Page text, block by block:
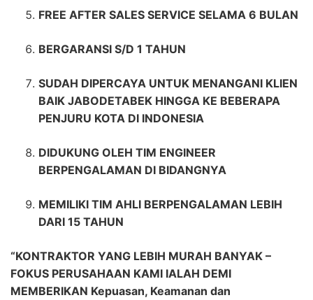
FREE AFTER SALES SERVICE SELAMA 6 BULAN
BERGARANSI S/D 1 TAHUN
SUDAH DIPERCAYA UNTUK MENANGANI KLIEN
BAIK JABODETABEK HINGGA KE BEBERAPA
PENJURU KOTA DI INDONESIA
DIDUKUNG OLEH TIM ENGINEER
BERPENGALAMAN DI BIDANGNYA
MEMILIKI TIM AHLI BERPENGALAMAN LEBIH
DARI 15 TAHUN
“KONTRAKTOR YANG LEBIH MURAH BANYAK –
FOKUS PERUSAHAAN KAMI IALAH DEMI
MEMBERIKAN Kepuasan, Keamanan dan